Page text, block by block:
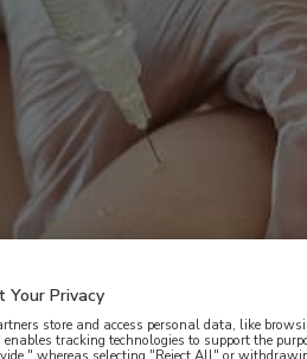
Your Privacy
store and access personal data, like
enables tracking technologies to support the